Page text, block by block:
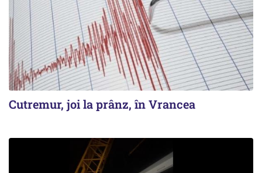
Cutremur, joi la prânz, în Vrancea